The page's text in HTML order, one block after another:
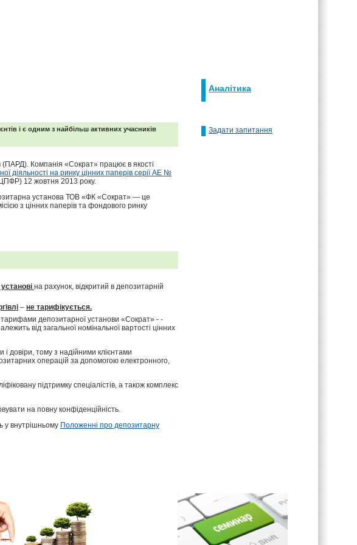
Аналітика
Задати запитання
і є одним з найбільш активних учасників
(ПАРД). Компанія «Сократ» працює в якості
діяльності на ринку цінних паперів серії АЕ №
12 жовтня 2013 року.
установа ТОВ «ФК «Сократ» — це
з цінних паперів та фондового ринку
на рахунок, відкритий в депозитарній
– не тарифікується.
депозитарної установи «Сократ» - -
від загальної номінальної вартості цінних
довіри, тому з надійними клієнтами
операцій за допомогою електронного,
підтримку спеціалістів, а також комплекс
на повну конфіденційність.
у внутрішньому Положенні про депозитарну